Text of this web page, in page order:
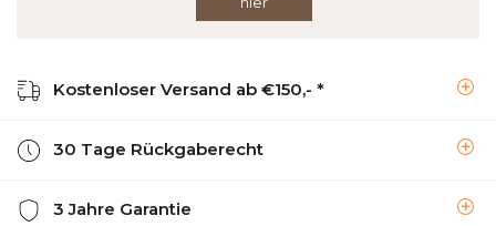
Kostenloser Versand ab €150,- *
30 Tage Rückgaberecht
3 Jahre Garantie